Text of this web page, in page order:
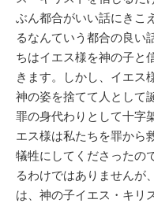
ぶん都合がいい話にきこ
るなんていう都合の良い
ちはイエス様を神の子と
きます。しかし、イエス
神の姿を捨てて人として
罪の身代わりとして十字
エス様は私たちを罪から
犠牲にしてくださったの
るわけではありませんが
は、神の子イエス・キリ